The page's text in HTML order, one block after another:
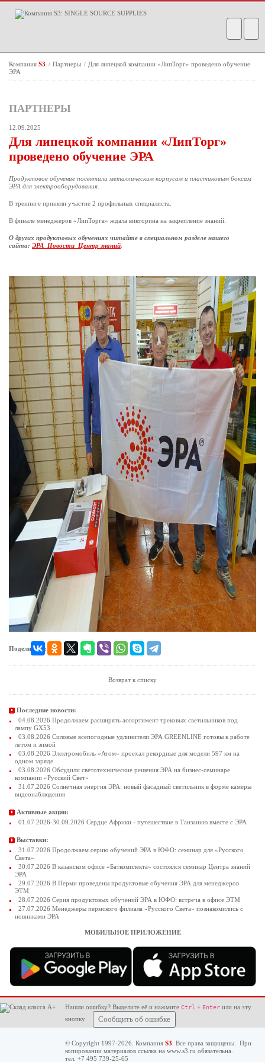
Компания S3 / Партнеры / Для липецкой компании «ЛипТорг» проведено обучение
ЭРА
ПАРТНЕРЫ
12.09.2025
Для липецкой компании «ЛипТорг»
проведено обучение ЭРА
Продуктовое обучение посвятили металлическим корпусам и пластиковым боксам
ЭРА для электрооборудования.
В тренинге приняли участие 2 профильных специалиста.
В финале менеджеров «ЛипТорга» ждала викторина на закрепление знаний.
О других продуктовых обучениях читайте в специальном разделе нашего
сайта: ЭРА_Новости_Центр знаний.
Поделиться:
Возврат к списку
Последние новости:
04.08.2026 Продолжаем расширять ассортимент трековых светильников под
лампу GX53
03.08.2026 Силовые всепогодные удлинители ЭРА GREENLINE готовы к работе
летом и зимой
03.08.2026 Электромобиль «Атом» проехал рекордные для модели 597 км на
одном заряде
03.08.2026 Обсудили светотехнические решения ЭРА на бизнес-семинаре
компании «Русский Свет»
31.07.2026 Солнечная энергия ЭРА: новый фасадный светильник в форме камеры
видеонаблюдения
Активные акции:
01.07.2026-30.09.2026 Сердце Африки - путешествие в Танзанию вместе с ЭРА
Выставки:
31.07.2026 Продолжаем серию обучений ЭРА в ЮФО: семинар для «Русского
Света»
30.07.2026 В казанском офисе «Баткомплекта» состоялся семинар Центра знаний
ЭРА
29.07.2026 В Перми проведены продуктовые обучения ЭРА для менеджеров
ЭТМ
28.07.2026 Серия продуктовых обучений ЭРА в ЮФО: встреча в офисе ЭТМ
27.07.2026 Менеджеры пермского филиала «Русского Света» познакомились с
новинками ЭРА
МОБИЛЬНОЕ ПРИЛОЖЕНИЕ
Нашли ошибку? Выделите её и нажмите Ctrl + Enter или на эту
кнопку
Сообщить об ошибке
© Copyright 1997-2026. Компания S3 . Все права защищены. При
копировании материалов ссылка на www.s3.ru обязательна.
тел. +7 495 739-25-65